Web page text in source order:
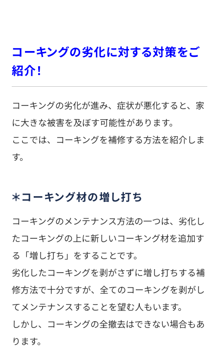
コーキングの劣化に対する対策をご
紹介！
コーキングの劣化が進み、症状が悪化すると、家
に大きな被害を及ぼす可能性があります。
ここでは、コーキングを補修する方法を紹介しま
す。
＊コーキング材の増し打ち
コーキングのメンテナンス方法の一つは、劣化し
たコーキングの上に新しいコーキング材を追加す
る「増し打ち」をすることです。
劣化したコーキングを剥がさずに増し打ちする補
修方法で十分ですが、全てのコーキングを剥がし
てメンテナンスすることを望む人もいます。
しかし、コーキングの全撤去はできない場合もあ
ります。